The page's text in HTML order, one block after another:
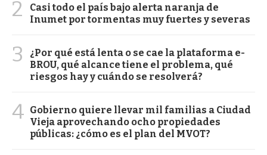
2
Casi todo el país bajo alerta naranja de
Inumet por tormentas muy fuertes y severas
3
¿Por qué está lenta o se cae la plataforma e-
BROU, qué alcance tiene el problema, qué
riesgos hay y cuándo se resolverá?
4 Gobierno quiere llevar mil familias a Ciudad
Vieja aprovechando ocho propiedades
públicas: ¿cómo es el plan del MVOT?